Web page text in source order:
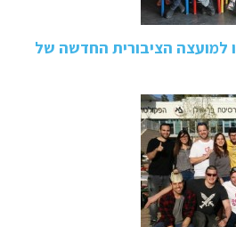
למועצה הציבורית החדשה של